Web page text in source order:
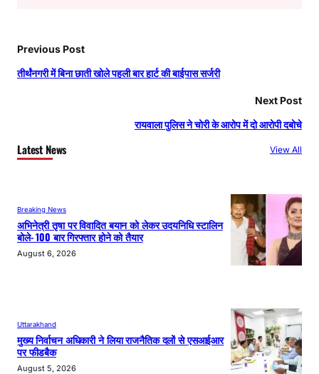
Previous Post
तीर्थंनगरी में बिना छाती खोले पहली बार हार्ट की बाईपास सर्जरी
Next Post
रायवाला पुलिस ने चोरी के आरोप में दो आरोपी दबोचे
Latest News View All
Breaking News
अभिनेत्री तृषा पर विवादित बयान को लेकर उदयनिधि स्टालिन
बोले- 100 बार गिरफ्तार होने को तैयार
August 6, 2026
Uttarakhand
मुख्य निर्वाचन अधिकारी ने लिया राजनैतिक दलों से एसआईआर
पर फीडबैक
August 5, 2026